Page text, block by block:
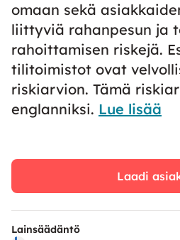
omaan sekä
liittyviä rahanpesun ja
rahoittamisen riskejä.
tilitoimistot ovat
riskiarvion. Tämä
englanniksi. Lue lisää
Lainsäädäntö
Laadi